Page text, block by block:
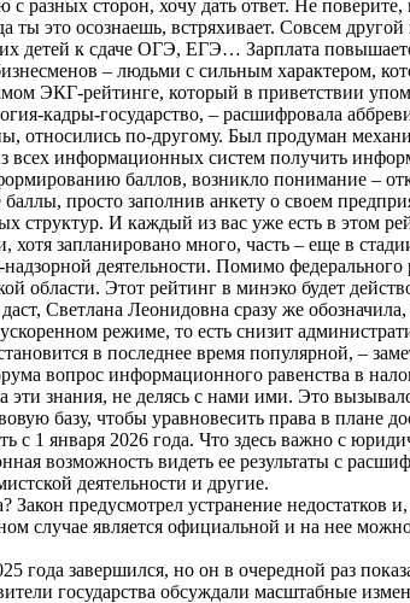
с разных сторон, хочу дать ответ. Не
ты это осознаешь, встряхивает. Совсем
детей к сдаче ОГЭ, ЕГЭ… Зарплата
– людьми с сильным характером,
ЭКГ-рейтинге, который в приветствии
кадры-государство, – расшифровала
относились по-другому. Был продуман
всех информационных систем получить
баллов, возникло понимание –
просто заполнив анкету о своем
структур. И каждый из вас уже есть в этом
хотя запланировано много, часть – еще в
надзорной деятельности. Помимо
области. Этот рейтинг в минэко будет
Светлана Леонидовна сразу же
режиме, то есть снизит
в последнее время популярной, –
вопрос информационного равенства в
знания, не делясь с нами ими. Это
базу, чтобы уравновесить права в плане
с 1 января 2026 года. Что здесь важно с
возможность видеть ее результаты с
деятельности и другие.
Закон предусмотрел устранение
случае является официальной и на нее
года завершился, но он в очередной раз
государства обсуждали масштабные